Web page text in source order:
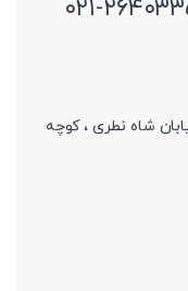
۲۸۴۲۱۹۸۸
شاه نطری ، کوچه